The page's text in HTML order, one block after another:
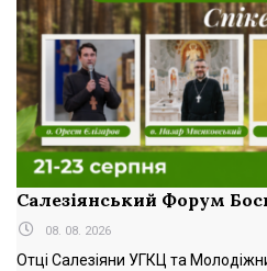
Салезіянський Форум
08. 08. 2026
Отці Салезіяни УГКЦ та